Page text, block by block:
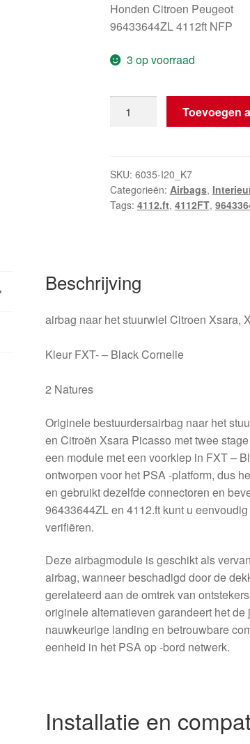
Honden Citroen Peugeot
96433644ZL 4112ft NFP
3 op voorraad
stuur
96433644ZL
4112FT
hoeveelheid
Toevoegen
SKU: 6035-I20_K7
Categorieën: Airbags,
Tags: 4112.ft, 4112FT,
Beschrijving
airbag naar het stuurwiel Citroen Xsara,
Kleur FXT- – Black Cornelie
2 Natures
Originele bestuurdersairbag naar het
en Citroën Xsara Picasso met twee
een module met een voorklep in FXT –
ontworpen voor het PSA -platform, dus
en gebruikt dezelfde connectoren en
96433644ZL en 4112.ft kunt u
verifiëren.
Deze airbagmodule is geschikt als
airbag, wanneer beschadigd door de
gerelateerd aan de omtrek van
originele alternatieven garandeert het
nauwkeurige landing en betrouwbare
eenheid in het PSA op -bord netwerk.
Installatie en